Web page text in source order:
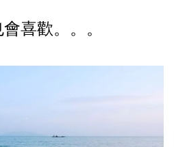
喜歡。。。